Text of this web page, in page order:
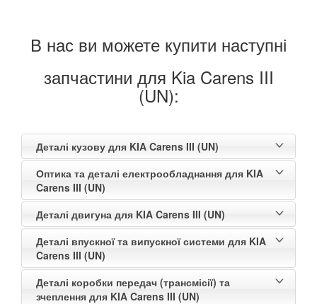
В нас ви можете купити наступні
запчастини для Kia Carens III
(UN):
Деталі кузову для KIA Carens III (UN)
Оптика та деталі електрообладнання для KIA
Carens III (UN)
Деталі двигуна для KIA Carens III (UN)
Деталі впускної та випускної системи для KIA
Carens III (UN)
Деталі коробки передач (трансмісії) та
зчеплення для KIA Carens III (UN)